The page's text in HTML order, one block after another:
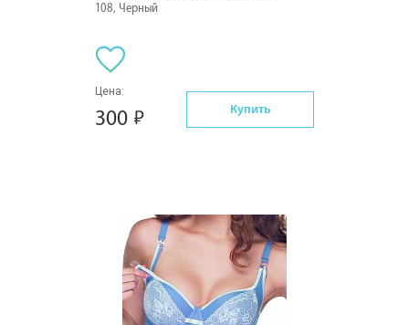
108, Черный
Цена:
300 Купить